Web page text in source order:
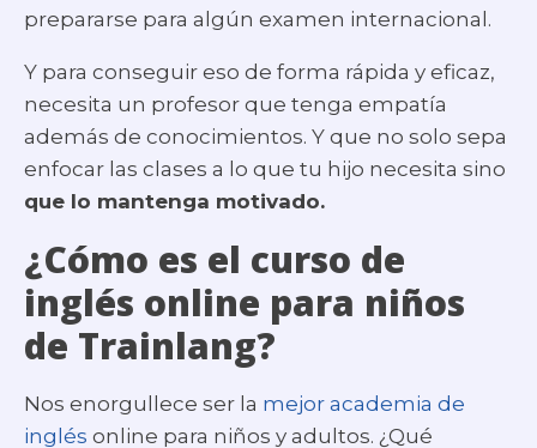
prepararse para algún examen internacional.
Y para conseguir eso de forma rápida y eficaz,
necesita un profesor que tenga empatía
además de conocimientos. Y que no solo sepa
enfocar las clases a lo que tu hijo necesita sino
que lo mantenga motivado.
¿Cómo es el curso de
inglés online para niños
de Trainlang?
Nos enorgullece ser la mejor academia de
inglés online para niños y adultos. ¿Qué